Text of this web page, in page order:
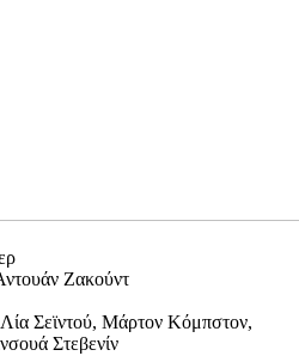
Ζακούντ
Σεϊντού, Μάρτον Κόμπστον,
Στεβενίν